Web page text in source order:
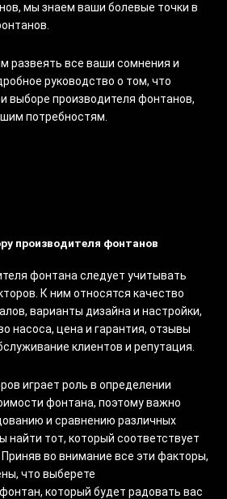
мы знаем ваши болевые точки в
развеять все ваши сомнения и
руководство о том, что
выборе производителя фонтанов,
потребностям.
производителя фонтанов
фонтана следует учитывать
К ним относятся качество
варианты дизайна и настройки,
насоса, цена и гарантия, отзывы
клиентов и репутация.
играет роль в определении
фонтана, поэтому важно
и сравнению различных
найти тот, который соответствует
во внимание все эти факторы,
что выберете
который будет радовать вас